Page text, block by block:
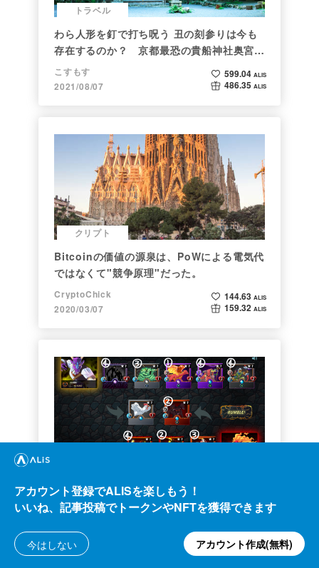
トラベル
わら人形を釘で打ち呪う 丑の刻参りは今も
存在するのか？ 京都最恐の貴船神社奥宮を
調べた
こすもす
2021/08/07
599.04 ALIS
486.35 ALIS
クリプト
Bitcoinの価値の源泉は、PoWによる電気代
ではなくて"競争原理"だった。
CryptoChick
2020/03/07
144.63 ALIS
159.32 ALIS
【BCG】
暗号資産ジョシ校生 蟻巣
2021/07/07
6.32ALIS
アカウント登録でALISを楽しもう！
いいね、記事投稿でトークンやNFTを獲得できます
今はしない アカウント作成(無料)